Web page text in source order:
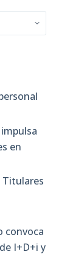
en
Titulares
convoca
I+D+i y